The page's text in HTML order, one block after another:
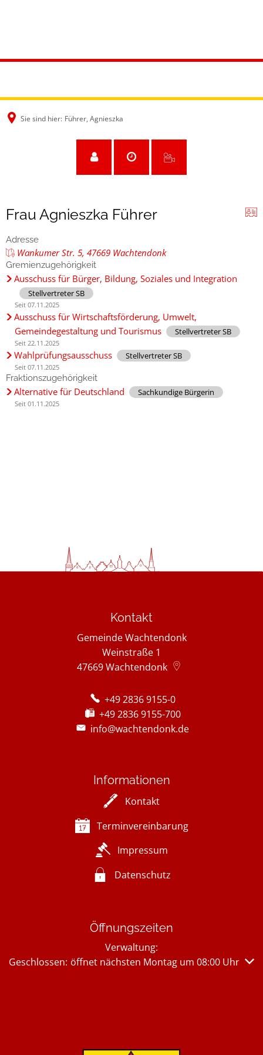
Sie sind hier: Führer, Agnieszka
Frau Agnieszka Führer
Adresse
Wankumer Str. 5, 47669 Wachtendonk
Gremienzugehörigkeit
Ausschuss für Bürger, Bildung, Soziales und Integration
Stellvertreter SB
Seit 07.11.2025
Ausschuss für Wirtschaftsförderung, Umwelt,
Gemeindegestaltung und Tourismus
Stellvertreter SB
Seit 22.11.2025
Wahlprüfungsausschuss Stellvertreter SB
Seit 07.11.2025
Fraktionszugehörigkeit
Alternative für Deutschland Sachkundige Bürgerin
Seit 01.11.2025
Kontakt
Gemeinde Wachtendonk
Weinstraße 1
47669Wachtendonk
+49 2836 9155-0
+49 2836 9155-700
info@wachtendonk.de
Informationen
Kontakt
Terminvereinbarung
Impressum
Datenschutz
Öffnungszeiten
Verwaltung:
Klicken, um weitere Öffnungs- oder Schließzeiten
Geschlossen: öffnet nächsten Montag um 08:00 Uhr